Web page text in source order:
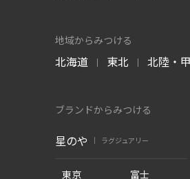
地域からみつける
北海道 | 東北 | 北陸・
ブランドからみつける
星のや ラグジュアリー
東京 富士